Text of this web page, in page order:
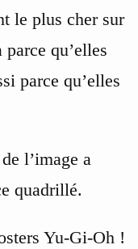
le plus cher sur
qu’elles
parce qu’elles
l’image a
quadrillé.
Yu-Gi-Oh !